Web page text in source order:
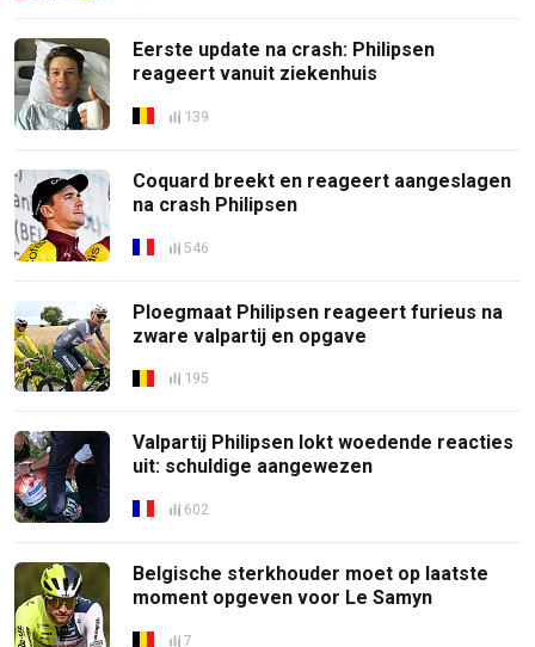
Eerste update na crash: Philipsen
reageert vanuit ziekenhuis
139
Coquard breekt en reageert aangeslagen
na crash Philipsen
546
Ploegmaat Philipsen reageert furieus na
zware valpartij en opgave
195
Valpartij Philipsen lokt woedende reacties
uit: schuldige aangewezen
602
Belgische sterkhouder moet op laatste
moment opgeven voor Le Samyn
7